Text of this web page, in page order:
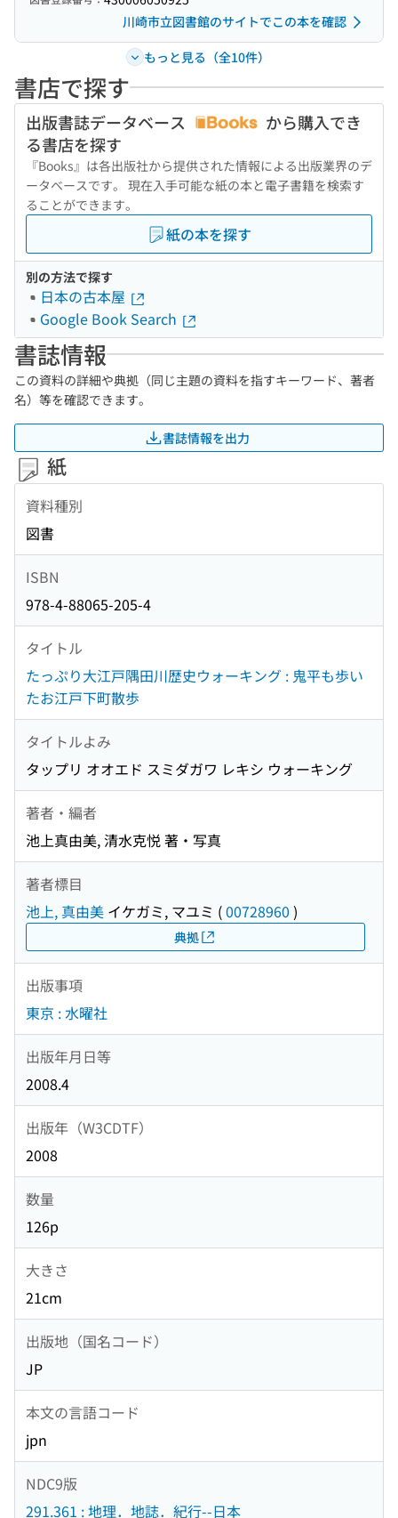
川崎市立図書館のサイトでこの本を確認
もっと見る（全10件）
書店で探す
出版書誌データベース
から購入でき
る書店を探す
『Books』は各出版社から提供された情報による出版業界のデ
ータベースです。 現在入手可能な紙の本と電子書籍を検索す
ることができます。
紙の本を探す
別の方法で探す
日本の古本屋
Google Book Search
書誌情報
この資料の詳細や典拠（同じ主題の資料を指すキーワード、著者
名）等を確認できます。
書誌情報を出力
紙
資料種別
図書
ISBN
978-4-88065-205-4
タイトル
たっぷり大江戸隅田川歴史ウォーキング : 鬼平も歩い
たお江戸下町散歩
タイトルよみ
タップリ オオエド スミダガワ レキシ ウォーキング
著者・編者
池上真由美, 清水克悦 著・写真
著者標目
池上, 真由美 イケガミ, マユミ (00728960 )
典拠
出版事項
東京 : 水曜社
出版年月日等
2008.4
出版年（W3CDTF）
2008
数量
126p
大きさ
21cm
出版地（国名コード）
JP
本文の言語コード
jpn
NDC9版
291.361 : 地理．地誌．紀行--日本